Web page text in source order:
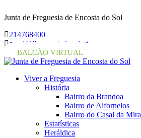
Junta de Freguesia de Encosta do Sol
214768400
geral@jf-encostadosol.pt
BALCÃO VIRTUAL
Viver a Freguesia
História
Bairro da Brandoa
Bairro de Alfornelos
Bairro do Casal da Mira
Estatísticas
Heráldica